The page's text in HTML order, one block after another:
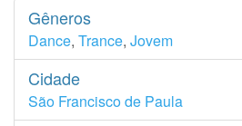
Gêneros
Dance, Trance, Jovem
Cidade
São Francisco de Paula